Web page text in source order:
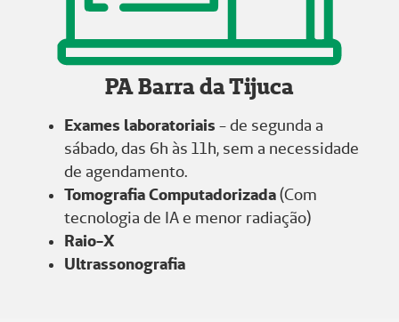
PA Barra da Tijuca
Exames laboratoriais - de segunda a
sábado, das 6h às 11h, sem a necessidade
de agendamento.
Tomografia Computadorizada(Com
tecnologia de IA e menor radiação)
Raio-X
Ultrassonografia